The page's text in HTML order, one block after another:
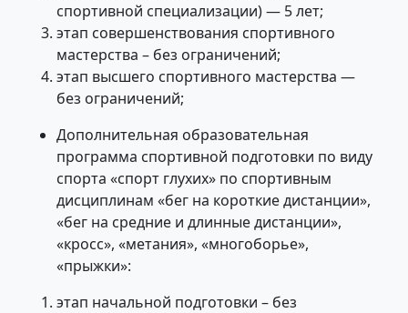
спортивной специализации) — 5 лет;
этап совершенствования спортивного
мастерства – без ограничений;
этап высшего спортивного мастерства —
без ограничений;
Дополнительная образовательная
программа спортивной подготовки по виду
спорта «спорт глухих» по спортивным
дисциплинам «бег на короткие дистанции»,
«бег на средние и длинные дистанции»,
«кросс», «метания», «многоборье»,
«прыжки»:
этап начальной подготовки – без